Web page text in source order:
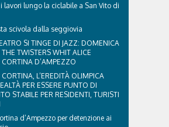
lavori lungo la ciclabile a San Vito di
scivola dalla seggiovia
SI TINGE DI JAZZ: DOMENICA
TWISTERS WHIT ALICE
D’AMPEZZO
L’EREDITÀ OLIMPICA
PER ESSERE PUNTO DI
STABILE PER RESIDENTI, TURISTI
d’Ampezzo per detenzione ai